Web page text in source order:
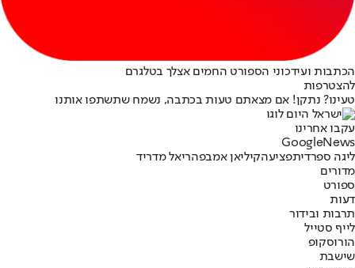
הכתבות ועידכוני הספורט החמים אצלך בטלגרם
להצטרפות
טעינו? נתקן! אם מצאתם טעות בכתבה, נשמח שתשתפו אותנו
עקבו אחרינו
Googl eNews
ליגה ספרדיתפציעהקיליאן אמבפהריאל מדריד
מדורים
ספורט
דעות
תרבות ובידור
לייף סטייל
הורוסקופ
שישבת